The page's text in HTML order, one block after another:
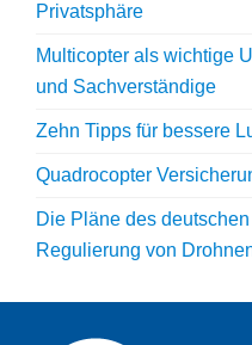
Privatsphäre
Multicopter als wichtige
und Sachverständige
Zehn Tipps für bessere
Quadrocopter
Die Pläne des
Regulierung von